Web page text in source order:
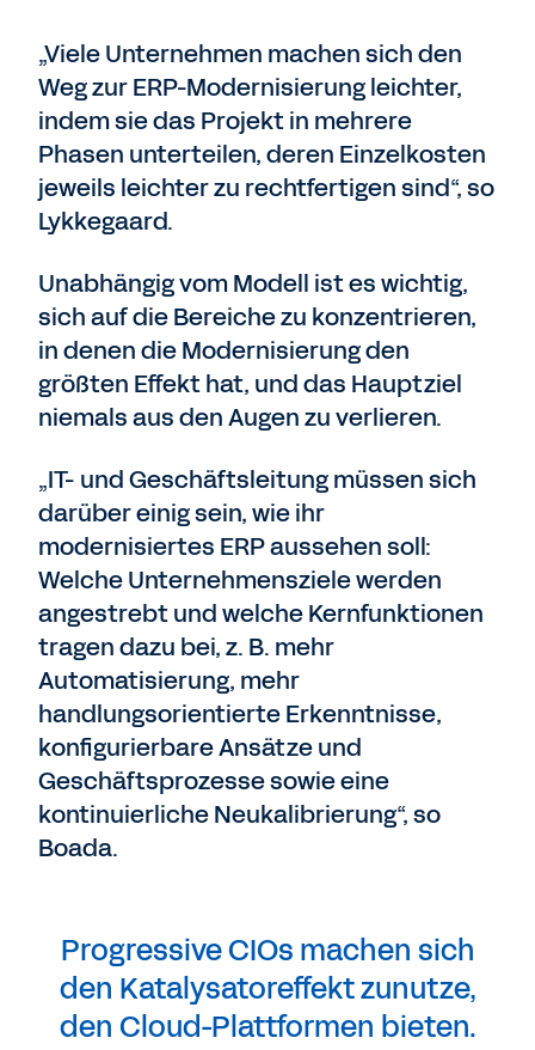
„Viele Unternehmen machen sich den
Weg zur ERP-Modernisierung leichter,
indem sie das Projekt in mehrere
Phasen unterteilen, deren Einzelkosten
jeweils leichter zu rechtfertigen sind“, so
Lykkegaard.
Unabhängig vom Modell ist es wichtig,
sich auf die Bereiche zu konzentrieren,
in denen die Modernisierung den
größten Effekt hat, und das Hauptziel
niemals aus den Augen zu verlieren.
„IT- und Geschäftsleitung müssen sich
darüber einig sein, wie ihr
modernisiertes ERP aussehen soll:
Welche Unternehmensziele werden
angestrebt und welche Kernfunktionen
tragen dazu bei, z. B. mehr
Automatisierung, mehr
handlungsorientierte Erkenntnisse,
konfigurierbare Ansätze und
Geschäftsprozesse sowie eine
kontinuierliche Neukalibrierung“, so
Boada.
Progressive CIOs machen sich
den Katalysatoreffekt zunutze,
den Cloud-Plattformen bieten.